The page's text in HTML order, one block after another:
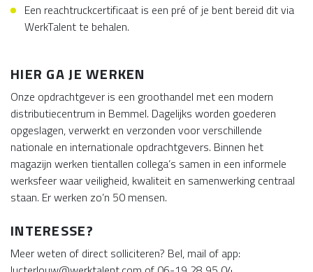
Een reachtruckcertificaat is een pré of je bent bereid dit via
WerkTalent te behalen.
HIER GA JE WERKEN
Onze opdrachtgever is een groothandel met een modern
distributiecentrum in Bemmel. Dagelijks worden goederen
opgeslagen, verwerkt en verzonden voor verschillende
nationale en internationale opdrachtgevers. Binnen het
magazijn werken tientallen collega’s samen in een informele
werksfeer waar veiligheid, kwaliteit en samenwerking centraal
staan. Er werken zo’n 50 mensen.
INTERESSE?
Meer weten of direct solliciteren? Bel, mail of app: